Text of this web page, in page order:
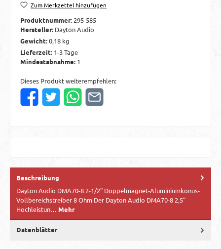
Zum Merkzettel hinzufügen
Produktnummer: 295-585
Hersteller: Dayton Audio
Gewicht:0,18 kg
Lieferzeit: 1-3 Tage
Mindestabnahme: 1
Dieses Produkt weiterempfehlen:
Beschreibung
​Dayton Audio DMA70-8 2-1/2" Doppelmagnet-Aluminiumkonus-
Vollbereichstreiber 8 Ohm Der Dayton Audio DMA70-8 2,5"
Hochleistun… Mehr
Datenblätter